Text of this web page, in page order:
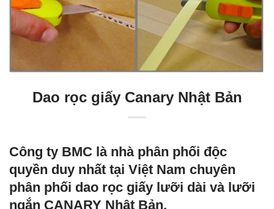
Dao rọc giấy Canary Nhật Bản
Công ty BMC là nhà phân phối độc
quyền duy nhất tại Việt Nam chuyên
phân phối dao rọc giấy lưỡi dài và lưỡi
ngắn CANARY Nhật Bản.